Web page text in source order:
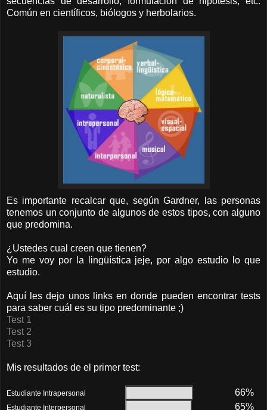
Común en científicos, biólogos y herbolarios.
Es importante recalcar que, según Gardner, las personas
tenemos un conjunto de algunos de estos tipos, con alguno
que predomina.
¿Ustedes cual creen que tienen?
Yo me voy por la lingüística jeje, por algo estudio lo que
estudio.
Aquí les dejo unos links en donde pueden encontrar tests
para saber cuál es su tipo predominante ;)
Test 1
Test 2
Test 3
Mis resultados de el primer test:
Estudiante Intrapersonal 66%
Estudiante Interpersonal 65%